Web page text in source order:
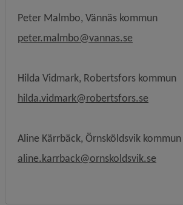
Peter Malmbo, Vännäs kommun
peter.malmbo@vannas.se
Hilda Vidmark, Robertsfors kommun
hilda.vidmark@robertsfors.se
Aline Kärrbäck, Örnsköldsvik kommun
aline.karrback@ornskoldsvik.se